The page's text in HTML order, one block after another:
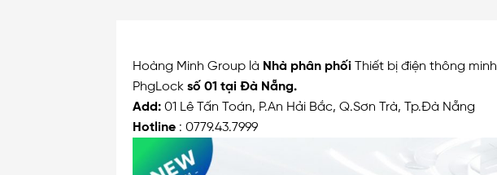
Hoàng Minh Group là Nhà phân phốiThiết bị điện thông minh
PhgLock số 01 tại Đà Nẵng.
Add:01 Lê Tấn Toán, P.An Hải Bắc, Q.Sơn Trà, Tp.Đà Nẵng
Hotline: 0779.43.7999